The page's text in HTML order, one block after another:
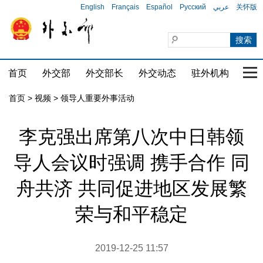
English Français Español Русский عربي 关怀版
首页 外交部 外交部长 外交动态 驻外机构 国
首页 > 视频 > 领导人重要外事活动
李克强出席第八次中日韩领
导人会议时强调 携手合作 同
舟共济 共同促进地区发展繁
荣与和平稳定
2019-12-25 11:57